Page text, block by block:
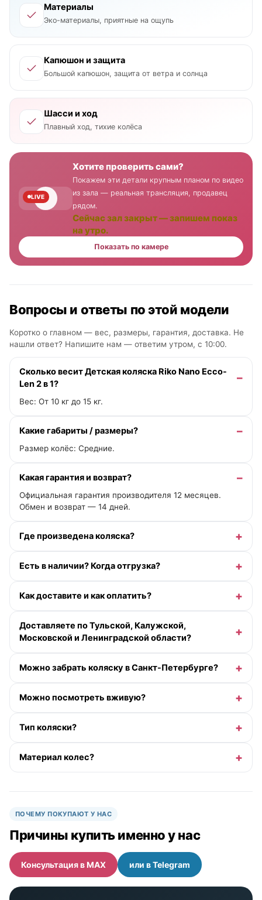
Материалы
Эко-материалы, приятные на ощупь
Капюшон и защита
Большой капюшон, защита от ветра и солнца
Шасси и ход
Плавный ход, тихие колёса
LIVE
Хотите проверить сами?
Покажем эти детали крупным планом по видео
из зала — реальная трансляция, продавец
рядом.
Сейчас зал закрыт — запишем показ
на утро.
Показать по камере
Вопросы и ответы по этой модели
Коротко о главном — вес, размеры, гарантия, доставка. Не
нашли ответ? Напишите нам — ответим утром, с 10:00.
Сколько весит Детская коляска Riko Nano Ecco-
Len 2 в 1?
Вес: От 10 кг до 15 кг.
Какие габариты / размеры?
Размер колёс: Средние.
Какая гарантия и возврат?
Официальная гарантия производителя 12 месяцев.
Обмен и возврат — 14 дней.
Где произведена коляска?
Есть в наличии? Когда отгрузка?
Как доставите и как оплатить?
Доставляете по Тульской, Калужской,
Московской и Ленинградской области?
Можно забрать коляску в Санкт-Петербурге?
Можно посмотреть вживую?
Тип коляски?
Материал колес?
ПОЧЕМУ ПОКУПАЮТ У НАС
Причины купить именно у нас
Консультация в MAX или в Telegram